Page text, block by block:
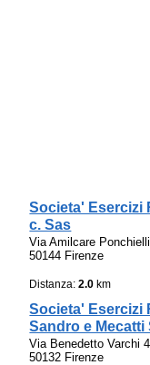
Societa' Esercizi
c. Sas
Via Amilcare
50144 Firenze
Distanza:2.0 km
Societa' Esercizi
Sandro e
Via Benedetto Varchi
50132 Firenze